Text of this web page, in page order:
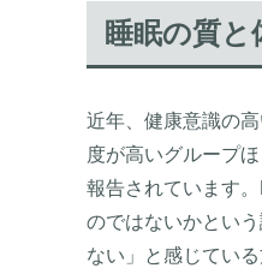
睡眠の質と
近年、健康意識の
度が高いグループ
報告されています
のではないかとい
ない」と感じてい